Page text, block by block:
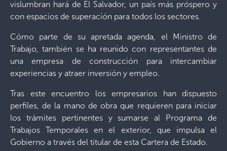
vislumbran hará de El Salvador, un país más próspero y
con espacios de superación para todos los sectores.
Cómo parte de su apretada agenda, el Ministro de
Trabajo, también se ha reunido con representantes de
una empresa de construcción para intercambiar
experiencias y atraer inversión y empleo.
Tras este encuentro los empresarios han dispuesto
perfiles, de la mano de obra que requieren para iniciar
los trámites pertinentes y sumarse al Programa de
Trabajos Temporales en el exterior, que impulsa el
Gobierno a través del titular de esta Cartera de Estado.